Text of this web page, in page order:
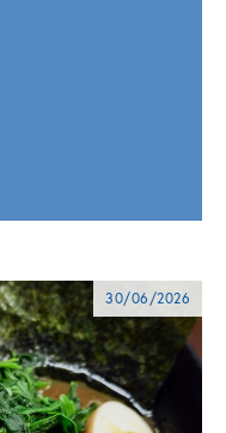
30/06/2026